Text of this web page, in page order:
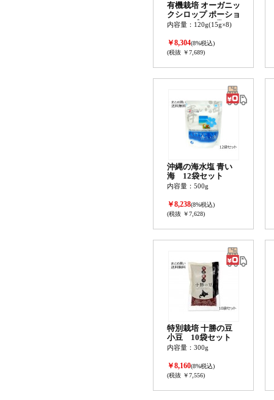
有機栽培 オーガニッ
クシロップ ポーショ
ンタイプ 24袋セッ
内容量：120g(15g×8)
￥8,304(8%税込)
(税抜 ￥7,689)
沖縄の海水塩 青い
海 12袋セット
内容量：500g
￥8,238(8%税込)
(税抜 ￥7,628)
特別栽培 十勝の豆
小豆 10袋セット
内容量：300g
￥8,160(8%税込)
(税抜 ￥7,556)